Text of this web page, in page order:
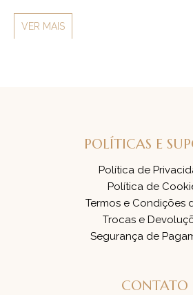
VER MAIS
POLÍTICAS E
Política de
Política de
Termos e Condições
Trocas e
Segurança de
CONTATO